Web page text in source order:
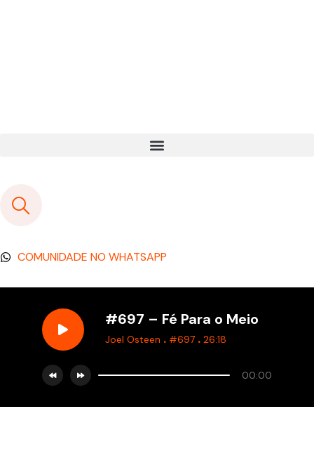
COMUNIDADE NO WHATSAPP
#697 – Fé Para o Meio
Joel Osteen . #697 . 26:18
00:00